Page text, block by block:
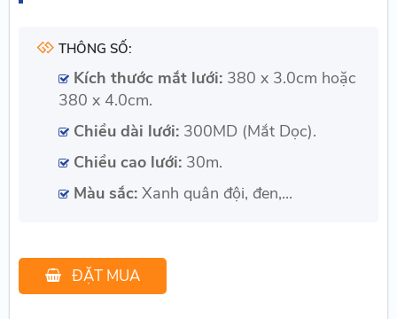
THÔNG SỐ:
Kích thước mắt lưới:380 x 3.0cm hoặc
380 x 4.0cm.
Chiều dài lưới:300MD (Mắt Dọc).
Chiều cao lưới:30m.
Màu sắc:Xanh quân đội, đen,...
ĐẶT MUA